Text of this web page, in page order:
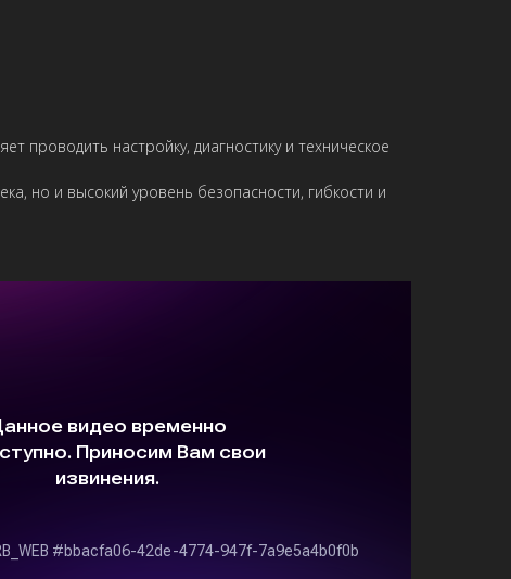
проводить настройку, диагностику и техническое
но и высокий уровень безопасности, гибкости и